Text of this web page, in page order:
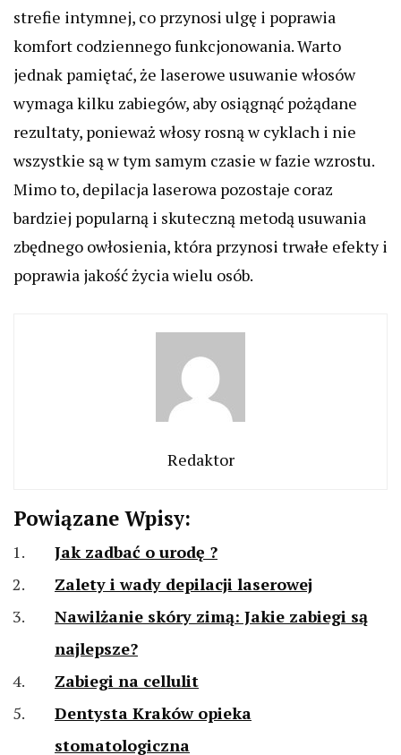
strefie intymnej, co przynosi ulgę i poprawia
komfort codziennego funkcjonowania. Warto
jednak pamiętać, że laserowe usuwanie włosów
wymaga kilku zabiegów, aby osiągnąć pożądane
rezultaty, ponieważ włosy rosną w cyklach i nie
wszystkie są w tym samym czasie w fazie wzrostu.
Mimo to, depilacja laserowa pozostaje coraz
bardziej popularną i skuteczną metodą usuwania
zbędnego owłosienia, która przynosi trwałe efekty i
poprawia jakość życia wielu osób.
Redaktor
Powiązane Wpisy:
Jak zadbać o urodę ?
Zalety i wady depilacji laserowej
Nawilżanie skóry zimą: Jakie zabiegi są
najlepsze?
Zabiegi na cellulit
Dentysta Kraków opieka
stomatologiczna